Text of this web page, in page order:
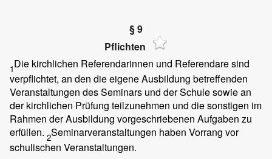
§ 9
Pflichten
1Die kirchlichen Referendarinnen und Referendare sind
verpflichtet, an den die eigene Ausbildung betreffenden
Veranstaltungen des Seminars und der Schule sowie an
der kirchlichen Prüfung teilzunehmen und die sonstigen im
Rahmen der Ausbildung vorgeschriebenen Aufgaben zu
erfüllen. 2Seminarveranstaltungen haben Vorrang vor
schulischen Veranstaltungen.